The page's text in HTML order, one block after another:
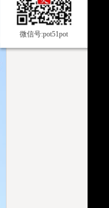
微信号:pot51pot